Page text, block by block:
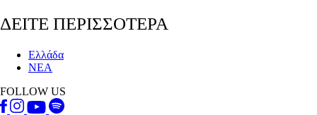
ΔΕΙΤΕ ΠΕΡΙΣΣΟΤΕΡΑ
Ελλάδα
ΝΕΑ
FOLLOW US